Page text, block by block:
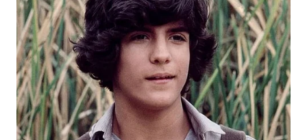
WAHANA
ADVOKAT
WAHANA
INFRASTRUKTUR
WAHANA
KONSUMEN